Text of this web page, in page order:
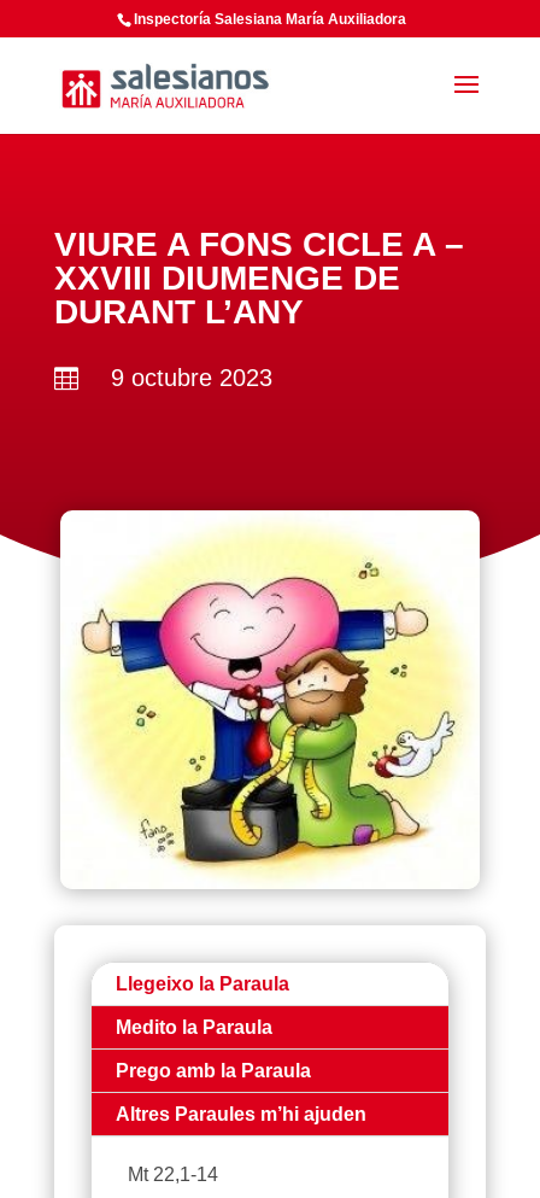
Inspectoría Salesiana María Auxiliadora
VIURE A FONS CICLE A –
XXVIII DIUMENGE DE
DURANT L’ANY
 9 octubre 2023
Llegeixo la Paraula
Medito la Paraula
Prego amb la Paraula
Altres Paraules m’hi ajuden
Mt 22,1-14